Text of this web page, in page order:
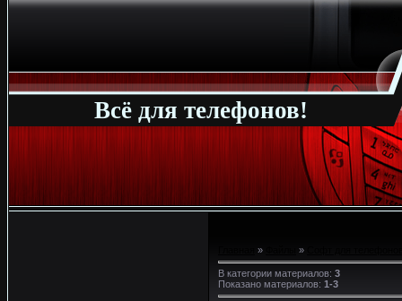
Всё для телефонов!
» »
В категории материалов: 3
Показано материалов: 1-3